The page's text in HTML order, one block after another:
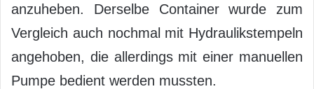
anzuheben. Derselbe Container wurde zum
Vergleich auch nochmal mit Hydraulikstempeln
angehoben, die allerdings mit einer manuellen
Pumpe bedient werden mussten.